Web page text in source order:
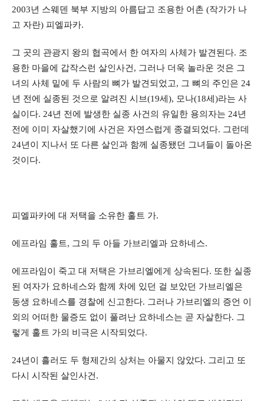
2003년 스웨덴 북부 지방의 아름답고 조용한 어촌 (작가가 나
고 자란) 피엘파카.
그 곳의 관광지 왕의 협곡에서 한 여자의 사체가 발견된다. 조
용한 마을에 갑작스런 살인사건, 그러나 더욱 놀라운 것은 그
녀의 사체 밑에 두 사람의 뼈가 발견되었고, 그 뼈의 주인은 24
년 전에 실종된 것으로 알려진 시브(19세), 모나(18세)라는 사
실이다. 24년 전에 발생한 실종 사건의 유일한 용의자는 24년
전에 이미 자살했기에 사건은 자연스럽게 종결되었다. 그런데
24년이 지나서 또 다른 살인과 함께 실종됐던 그녀들이 돌아온
것이다.
피엘파카에 대 저택을 소유한 훌트 가.
에프라임 훌트, 그의 두 아들 가브리엘과 요하네스.
에프라임이 죽고 대 저택은 가브리엘에게 상속된다. 또한 실종
된 여자가 요하네스와 함께 차에 있던 걸 보았던 가브리엘은
동생 요하네스를 경찰에 신고한다. 그러나 가브리엘의 증언 이
외의 어떠한 물증도 없이 풀려난 요하네스는 곧 자살한다. 그
렇게 훌트 가의 비극은 시작되었다.
24년이 흘러도 두 형제간의 상처는 아물지 않았다. 그리고 또
다시 시작된 살인사건.